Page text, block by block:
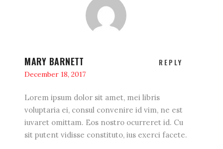
MARY BARNETT REPLY
December 18, 2017
Lorem ipsum dolor sit amet, mei libris
voluptaria ei, consul convenire id vim, ne est
iuvaret omittam. Eos nostro ocurreret id. Cu
sit putent vidisse constituto, ius exerci facete.